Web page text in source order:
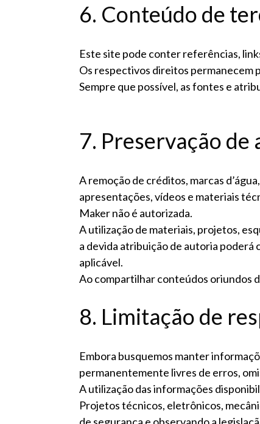
6. Conteúdo de
Este site pode conter referências,
Os respectivos direitos permanecem
Sempre que possível, as fontes e
7. Preservação
A remoção de créditos, marcas
apresentações, vídeos e materiais
Maker não é autorizada.
A utilização de materiais, projetos,
a devida atribuição de autoria
aplicável.
Ao compartilhar conteúdos oriundos
8. Limitação de
Embora busquemos manter
permanentemente livres de erros,
A utilização das informações
Projetos técnicos, eletrônicos,